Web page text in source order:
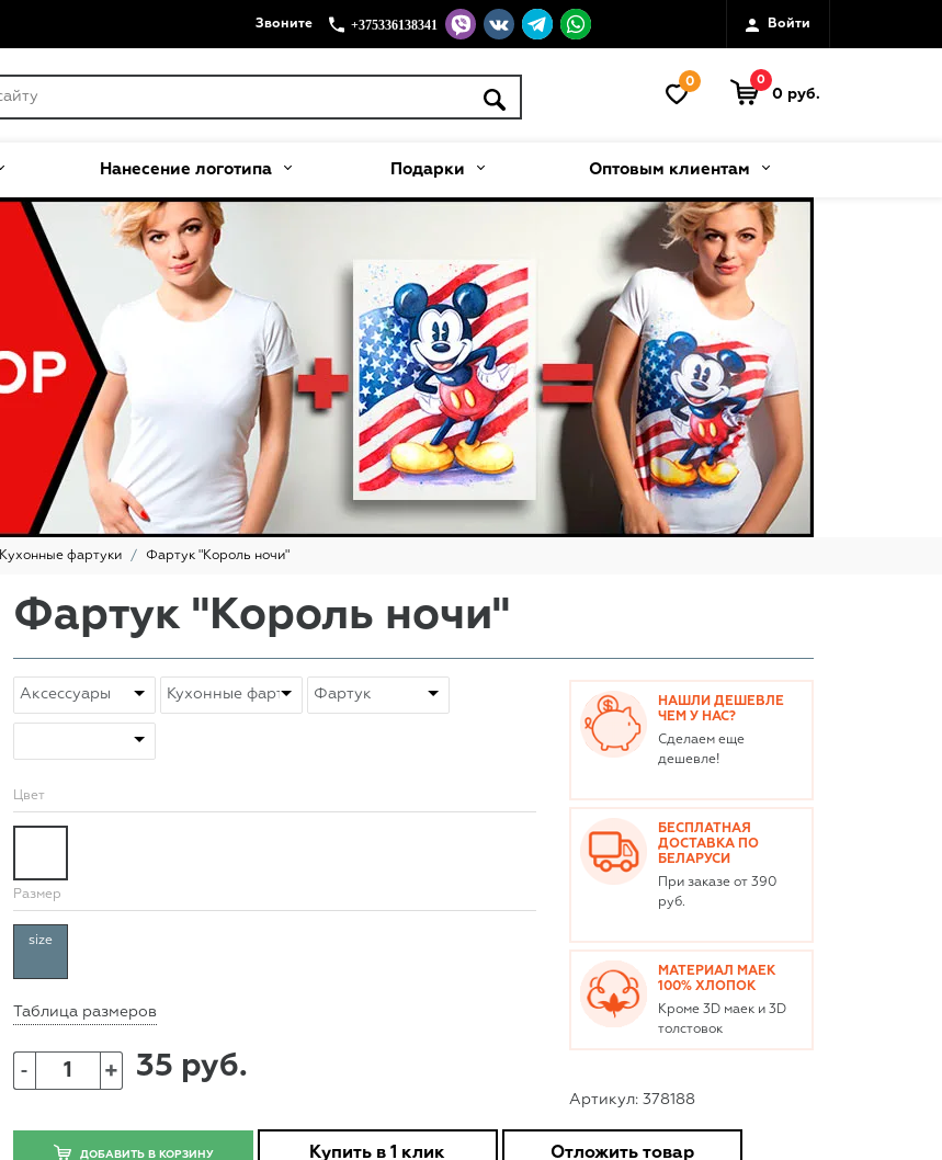
Звоните +375336138341 Войти
0 0
0 руб.
Нанесение логотипа Подарки Оптовым клиентам
Кухонные фартуки Фартук "Король ночи"
Фартук "Король ночи"
Цвет
Размер
size
Таблица размеров
- + 35 руб.
НАШЛИ ДЕШЕВЛЕ
ЧЕМ У НАС?
Сделаем еще
дешевле!
БЕСПЛАТНАЯ
ДОСТАВКА ПО
БЕЛАРУСИ
При заказе от 390
руб.
МАТЕРИАЛ МАЕК
100% ХЛОПОК
Кроме 3D маек и 3D
толстовок
Артикул: 378188
ДОБАВИТЬ В КОРЗИНУ Купить в 1 клик Отложить товар